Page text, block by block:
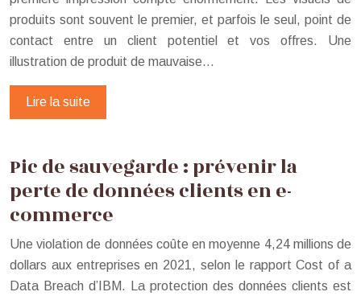
produits sont souvent le premier, et parfois le seul, point de
contact entre un client potentiel et vos offres. Une
illustration de produit de mauvaise…
Lire la suite
Pic de sauvegarde : prévenir la
perte de données clients en e-
commerce
Une violation de données coûte en moyenne 4,24 millions de
dollars aux entreprises en 2021, selon le rapport Cost of a
Data Breach d’IBM. La protection des données clients est